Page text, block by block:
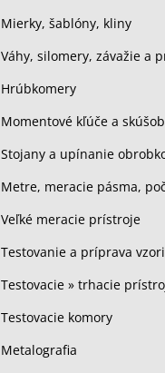
Mierky, šablóny, kliny
Váhy, silomery, závažie a
Hrúbkomery
Momentové kľúče a
Stojany a upínanie
Metre, meracie pásma,
Veľké meracie prístroje
Testovanie a príprava
Testovacie » trhacie
Testovacie komory
Metalografia